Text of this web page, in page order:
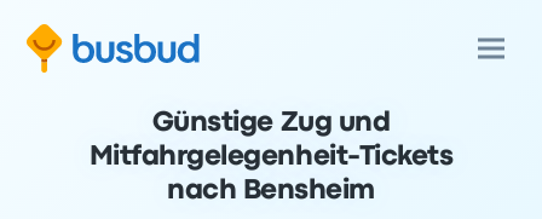
Günstige Zug und
Mitfahrgelegenheit-Tickets
nach Bensheim